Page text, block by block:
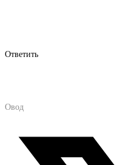
Ответить
Овод